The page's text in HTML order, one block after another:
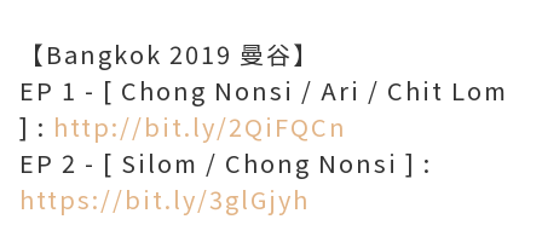
【Bangkok 2019 曼谷】
EP 1 - [ Chong Nonsi / Ari / Chit Lom
] : http://bit.ly/2QiFQCn
EP 2 - [ Silom / Chong Nonsi ] :
https://bit.ly/3glGjyh